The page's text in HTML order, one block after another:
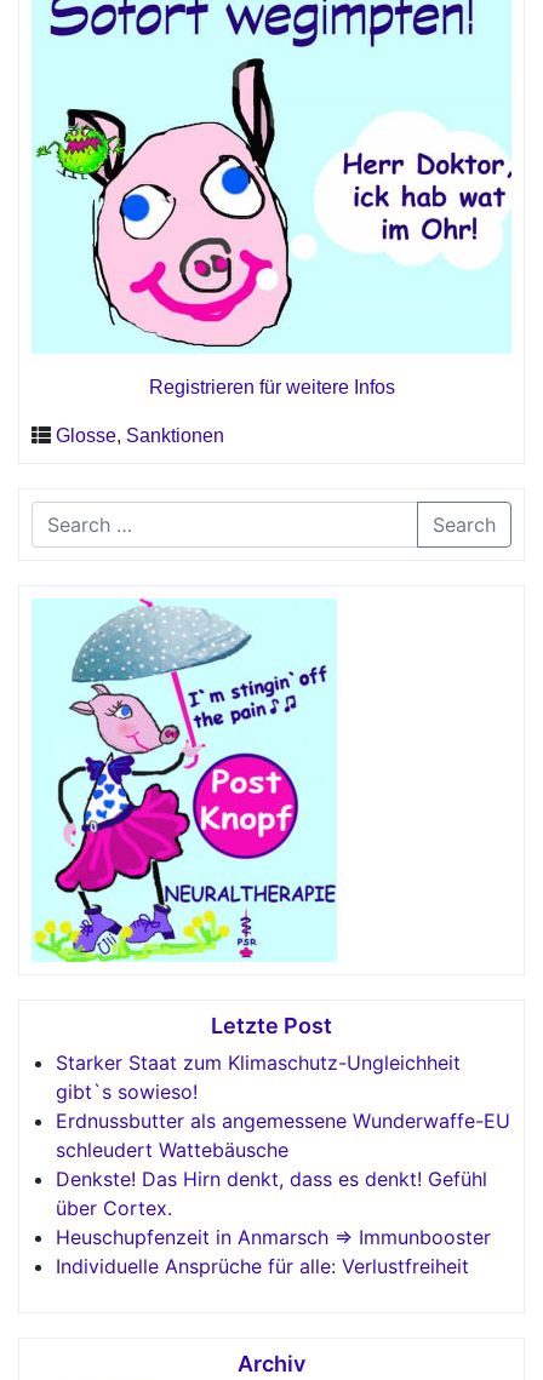
Registrieren für weitere Infos
Glosse, Sanktionen
Search
Letzte Post
Starker Staat zum Klimaschutz-Ungleichheit
gibt`s sowieso!
Erdnussbutter als angemessene Wunderwaffe-EU
schleudert Wattebäusche
Denkste! Das Hirn denkt, dass es denkt! Gefühl
über Cortex.
Heuschupfenzeit in Anmarsch => Immunbooster
Individuelle Ansprüche für alle: Verlustfreiheit
Archiv